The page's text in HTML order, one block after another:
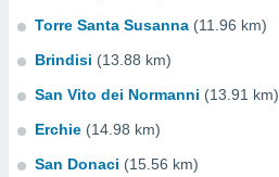
Torre Santa Susanna (11.96 km)
Brindisi (13.88 km)
San Vito dei Normanni (13.91 km)
Erchie (14.98 km)
San Donaci (15.56 km)